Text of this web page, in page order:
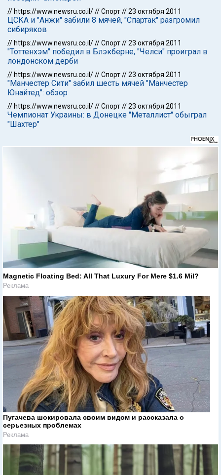
// https://www.newsru.co.il///Спорт//23 октября 2011
ЦСКА и "Анжи" забили 8 мячей, "Спартак" разгромил
сибиряков
// https://www.newsru.co.il///Спорт//23 октября 2011
"Тоттенхэм" победил в Блэкберне, "Челси" проиграл в
лондонском дерби
// https://www.newsru.co.il///Спорт//23 октября 2011
"Манчестер Сити" забил шесть мячей "Манчестер
Юнайтед": обзор
// https://www.newsru.co.il///Спорт//23 октября 2011
Чемпионат Украины: в Донецке "Металлист" обыграл
"Шахтер"
Magnetic Floating Bed: All That Luxury For Mere $1.6 Mil?
Реклама
Пугачева шокировала своим видом и рассказала о
серьезных проблемах
Реклама